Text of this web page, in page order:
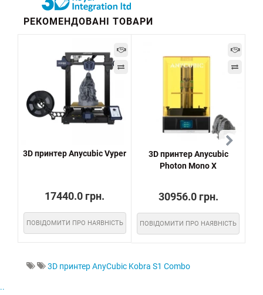
РЕКОМЕНДОВАНІ ТОВАРИ
3D принтер Anycubic Vyper
17440.0 грн.
ПОВІДОМИТИ ПРО НАЯВНІСТЬ
3D принтер Anycubic
Photon Mono X
30956.0 грн.
ПОВІДОМИТИ ПРО НАЯВНІСТЬ
3D принтер AnyCubic Kobra S1 Combo
..